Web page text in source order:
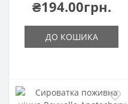
₴194.00грн.
ДО КОШИКА